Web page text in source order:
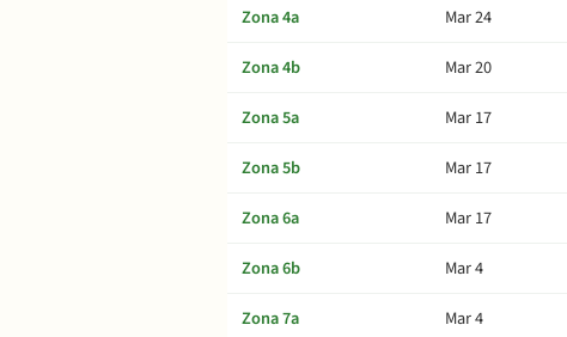
Zona 4a
Mar 24
Zona 4b
Mar 20
Zona 5a
Mar 17
Zona 5b
Mar 17
Zona 6a
Mar 17
Zona 6b
Mar 4
Zona 7a
Mar 4